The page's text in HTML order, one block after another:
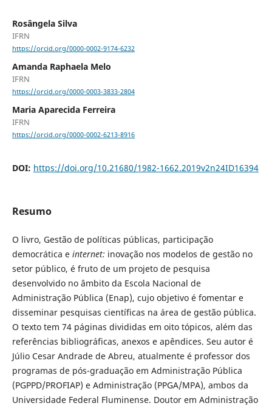
Rosângela Silva
IFRN
https://orcid.org/0000-0002-9174-6232
Amanda Raphaela Melo
IFRN
https://orcid.org/0000-0003-3833-2804
Maria Aparecida Ferreira
IFRN
https://orcid.org/0000-0002-6213-8916
DOI: https://doi.org/10.21680/1982-1662.2019v2n24ID16394
Resumo
O livro, Gestão de políticas públicas, participação
democrática e internet: inovação nos modelos de gestão no
setor público, é fruto de um projeto de pesquisa
desenvolvido no âmbito da Escola Nacional de
Administração Pública (Enap), cujo objetivo é fomentar e
disseminar pesquisas científicas na área de gestão pública.
O texto tem 74 páginas divididas em oito tópicos, além das
referências bibliográficas, anexos e apêndices. Seu autor é
Júlio Cesar Andrade de Abreu, atualmente é professor dos
programas de pós-graduação em Administração Pública
(PGPPD/PROFIAP) e Administração (PPGA/MPA), ambos da
Universidade Federal Fluminense. Doutor em Administração